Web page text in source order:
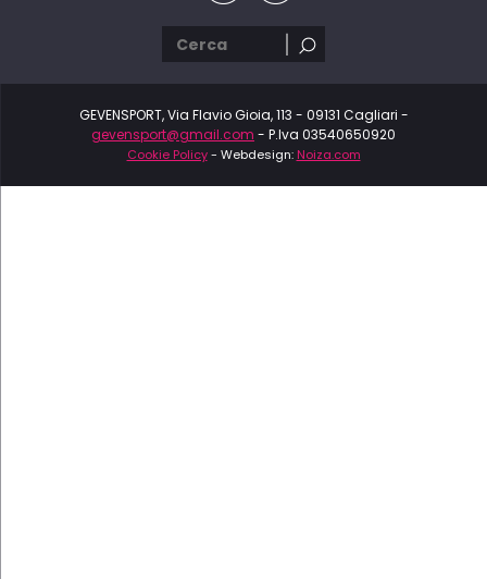
GEVENSPORT, Via Flavio Gioia, 113 - 09131 Cagliari -
gevensport@gmail.com - P.Iva 03540650920
Cookie Policy- Webdesign: Noiza.com